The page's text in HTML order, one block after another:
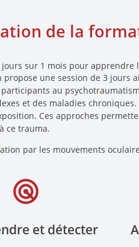
de la
sur 1 mois pour apprendre
propose une session de 3 jours
participants au
et des maladies
Ces approches
ce trauma.
par les mouvements
radar
et détecter